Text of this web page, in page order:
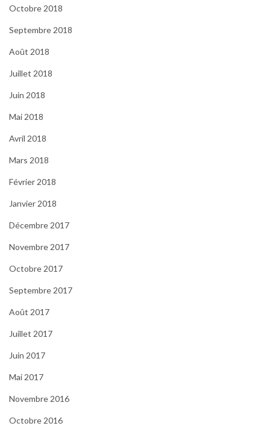
Octobre 2018
Septembre 2018
Août 2018
Juillet 2018
Juin 2018
Mai 2018
Avril 2018
Mars 2018
Février 2018
Janvier 2018
Décembre 2017
Novembre 2017
Octobre 2017
Septembre 2017
Août 2017
Juillet 2017
Juin 2017
Mai 2017
Novembre 2016
Octobre 2016